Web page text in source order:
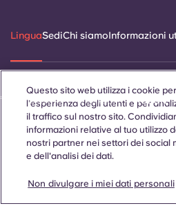
LinguaSediChi siamoInformazioni
Català Deutsch Italian
Questo sito web utilizza i cookie
l'esperienza degli utenti e per
il traffico sul nostro sito.
informazioni relative al tuo utilizzo
nostri partner nei settori dei social
e dell'analisi dei dati.
Non divulgare i miei dati personali